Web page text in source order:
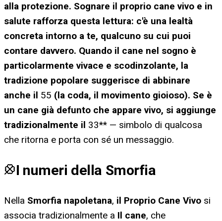
alla protezione. Sognare il proprio cane vivo e in
salute rafforza questa lettura: c'è una lealtà
concreta intorno a te, qualcuno su cui puoi
contare davvero. Quando il cane nel sogno è
particolarmente vivace e scodinzolante, la
tradizione popolare suggerisce di abbinare
anche il 55 (la coda, il movimento gioioso). Se è
un cane già defunto che appare vivo, si aggiunge
tradizionalmente il 33** — simbolo di qualcosa
che ritorna e porta con sé un messaggio.
I numeri della Smorfia
Nella Smorfia napoletana, il Proprio Cane Vivo si
associa tradizionalmente a Il cane, che